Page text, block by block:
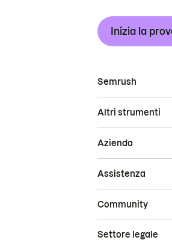
Inizia la
Semrush
Altri strumenti
Azienda
Assistenza
Community
Settore legale